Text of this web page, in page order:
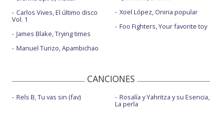
Carlos Vives, El último disco
Vol. 1
James Blake, Trying times
Manuel Turizo, Apambichao
Xoel López, Oniria popular
Foo Fighters, Your favorite toy
CANCIONES
Rels B, Tu vas sin (fav) Rosalía y Yahritza y su Esencia,
La perla